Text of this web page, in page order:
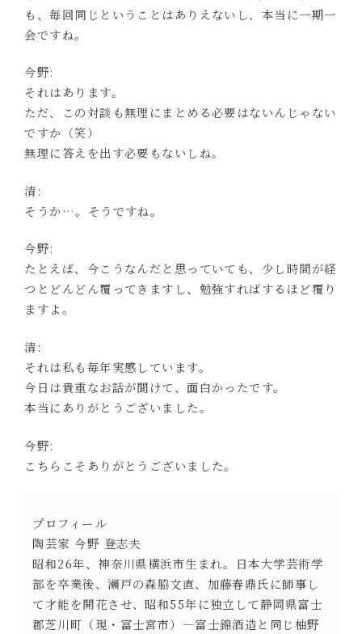
も、毎回同じということはありえないし、本当に一期一
会ですね。
今野:
それはあります。
ただ、この対談も無理にまとめる必要はないんじゃない
ですか（笑）
無理に答えを出す必要もないしね。
清:
そうか…。そうですね。
今野:
たとえば、今こうなんだと思っていても、少し時間が経
つとどんどん覆ってきますし、勉強すればするほど覆り
ますよ。
清:
それは私も毎年実感しています。
今日は貴重なお話が聞けて、面白かったです。
本当にありがとうございました。
今野:
こちらこそありがとうございました。
プロフィール
陶芸家 今野 登志夫
昭和26年、神奈川県横浜市生まれ。日本大学芸術学
部を卒業後、瀬戸の森脇文直、加藤春鼎氏に師事し
て才能を開花させ、昭和55年に独立して静岡県富士
郡芝川町（現・富士宮市）―富士錦酒造と同じ柚野